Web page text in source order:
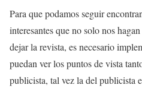
Para que podamos seguir
interesantes que no solo nos
dejar la revista, es necesario
puedan ver los puntos de vista
publicista, tal vez la del publicista